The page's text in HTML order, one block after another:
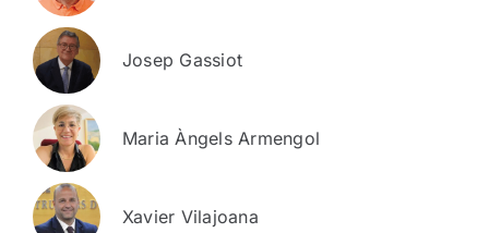
Josep Gassiot
Maria Àngels Armengol
Xavier Vilajoana